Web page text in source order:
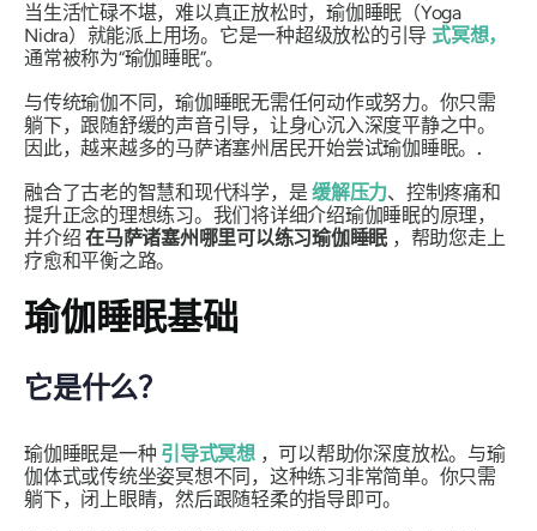
当生活忙碌不堪，难以真正放松时，瑜伽睡眠（Yoga
Nidra）就能派上用场。它是一种超级放松的引导 式冥想，
通常被称为“瑜伽睡眠”。
与传统瑜伽不同，瑜伽睡眠无需任何动作或努力。你只需
躺下，跟随舒缓的声音引导，让身心沉入深度平静之中。
因此，越来越多的马萨诸塞州居民开始尝试瑜伽睡眠。.
融合了古老的智慧和现代科学，是缓解压力、控制疼痛和
提升正念的理想练习。我们将详细介绍瑜伽睡眠的原理，
并介绍在马萨诸塞州哪里可以练习瑜伽睡眠 ，帮助您走上
疗愈和平衡之路。
瑜伽睡眠基础
它是什么？
瑜伽睡眠是一种 引导式冥想，可以帮助你深度放松。与瑜
伽体式或传统坐姿冥想不同，这种练习非常简单。你只需
躺下，闭上眼睛，然后跟随轻柔的指导即可。